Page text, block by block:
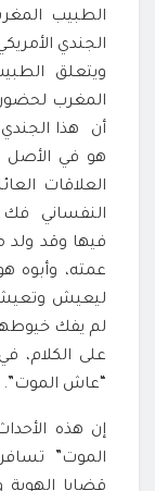
الطبيب
الجندي
ويتعلق
المغرب
أن هذا
هو في الأصل
العلاقات
النفساني فك
فيها وقد ولد
عمته، وأبوه
ليعيش وتعيش
لم يفك
على الكلام،
“عاش الموت”.
إن هذه
الموت”